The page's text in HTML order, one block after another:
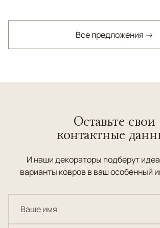
Все предложения →
Оставьте свои
контактные
И наши декораторы подберут
варианты ковров в ваш особенный